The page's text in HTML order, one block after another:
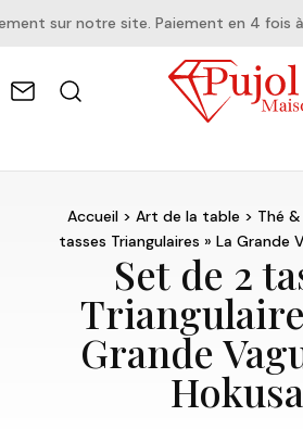
sur notre site. Paiement en 4 fois
Accueil >Art de la table > Thé
tasses Triangulaires » La Grande
Set de 2
Grande